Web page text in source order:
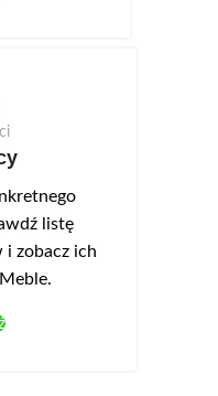
listę
i zobacz ich